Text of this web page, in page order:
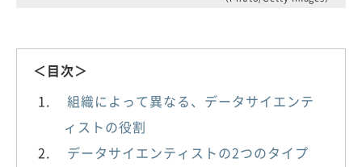
＜目次＞
組織によって異なる、データサイエンテ
ィストの役割
データサイエンティストの2つのタイプ